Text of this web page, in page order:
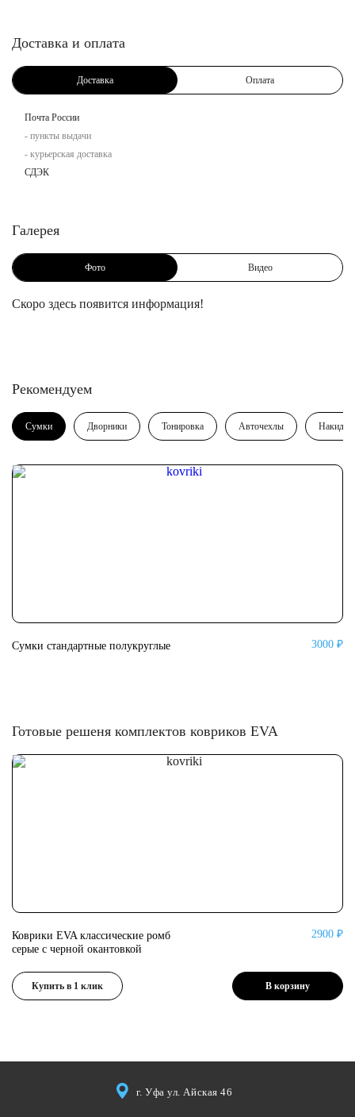
Доставка и оплата
Доставка Оплата
Почта России
- пункты выдачи
- курьерская доставка
СДЭК
Галерея
Фото Видео
Скоро здесь появится информация!
Рекомендуем
Сумки Дворники Тонировка Авточехлы Накидки
Сумки стандартные полукруглые 3000 ₽
Готовые решеня комплектов ковриков EVA
Коврики EVA классические ромб
серые с черной окантовкой
2900 ₽
Купить в 1 клик В корзину
г. Уфа ул. Айская 46